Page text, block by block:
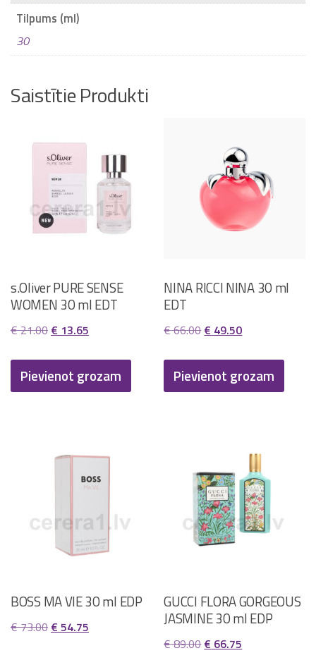
Tilpums (ml)
30
Saistītie Produkti
s.Oliver PURE SENSE
WOMEN 30 ml EDT
€21.00 Original
was:
€ 21.00.
€ 13.65
is:
€ 13.65.
Pievienot grozam
NINA RICCI NINA 30 ml
EDT
€66.00Original
was:
€ 66.00.
€ 49.50Current
is:
€ 49.50.
Pievienot grozam
BOSS MA VIE 30 ml EDP
€73.00 Original
€ 54.75
GUCCI FLORA GORGEOUS
JASMINE 30 ml EDP
€89.00Original
€ 66.75